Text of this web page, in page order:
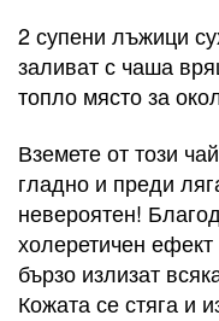
2 супени лъжици
заливат с чаша
топло място за
Вземете от този
гладно и преди
невероятен!
холеретичен
бързо излизат
Кожата се стяга и